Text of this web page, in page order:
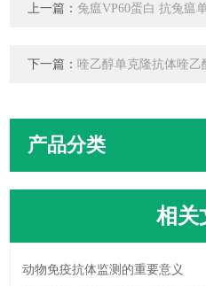
上一篇：兔瘟VP60蛋白 抗兔瘟
下一篇：喹乙醇单克隆抗体喹乙
产品分类
相关
动物免疫抗体监测的重要意义